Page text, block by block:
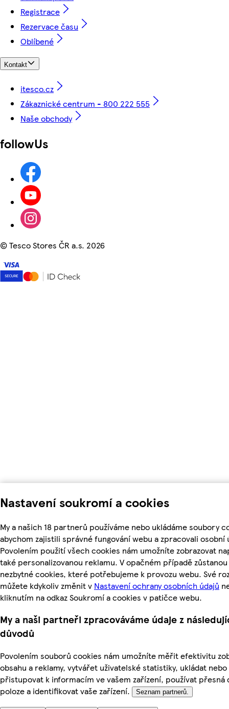
Nastavení soukromí a cookies
My a našich 18 partnerů používáme nebo ukládáme soubory
abychom zajistili správné fungování webu a zpracovali osobní
Povolením použití všech cookies nám umožníte zobrazovat
také personalizovanou reklamu. V opačném případě
nezbytné cookies, které potřebujeme k provozu webu. Své
můžete kdykoliv změnit v Nastavení ochrany osobních údajů
kliknutím na odkaz Soukromí a cookies v patičce webu.
My a naši partneři zpracováváme údaje z
důvodů
Povolením souborů cookies nám umožníte měřit efektivitu
obsahu a reklamy, vytvářet uživatelské statistiky, ukládat nebo
přistupovat k informacím ve vašem zařízení, používat přesná
poloze a identifikovat vaše zařízení.
Seznam partnerů.
Registrace
Rezervace času
Oblíbené
Kontakt
itesco.cz
Zákaznické centrum - 800 222 555
Naše obchody
followUs
©Tesco Stores ČR a.s. 2026